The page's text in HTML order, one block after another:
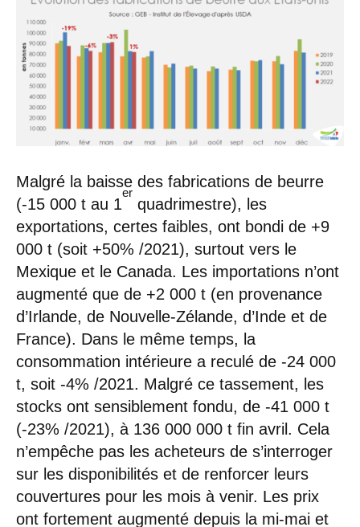
Malgré la baisse des fabrications de beurre
(-15 000 t au 1
er
quadrimestre), les
exportations, certes faibles, ont bondi de +9
000 t (soit +50% /2021), surtout vers le
Mexique et le Canada. Les importations n’ont
augmenté que de +2 000 t (en provenance
d’Irlande, de Nouvelle-Zélande, d’Inde et de
France). Dans le même temps, la
consommation intérieure a reculé de -24 000
t, soit -4% /2021. Malgré ce tassement, les
stocks ont sensiblement fondu, de -41 000 t
(-23% /2021), à 136 000 000 t fin avril. Cela
n’empêche pas les acheteurs de s’interroger
sur les disponibilités et de renforcer leurs
couvertures pour les mois à venir. Les prix
ont fortement augmenté depuis la mi-mai et